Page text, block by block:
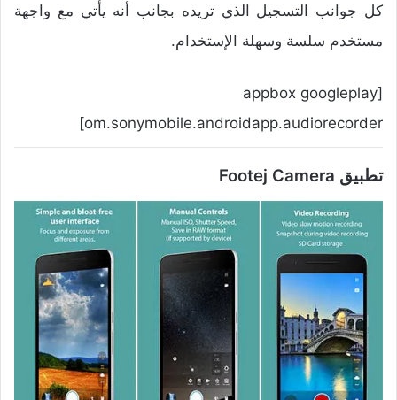
كل جوانب التسجيل الذي تريده بجانب أنه يأتي مع واجهة
مستخدم سلسة وسهلة الإستخدام.
[appbox googleplay
om.sonymobile.androidapp.audiorecorder]
تطبيق Footej Camera